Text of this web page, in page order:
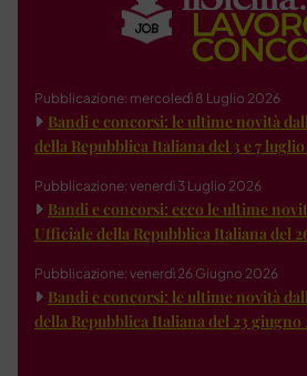
Pubblicazione: mercoledì 8 Luglio 2026
Bandi e concorsi: le ultime novità
della Repubblica Italiana del 3 e 7
Pubblicazione: venerdì 3 Luglio 2026
Bandi e concorsi: ecco le ultime
Ufficiale della Repubblica Italiana del
Pubblicazione: venerdì 26 Giugno 2026
Bandi e concorsi: le ultime novità
della Repubblica Italiana del 23 giugno